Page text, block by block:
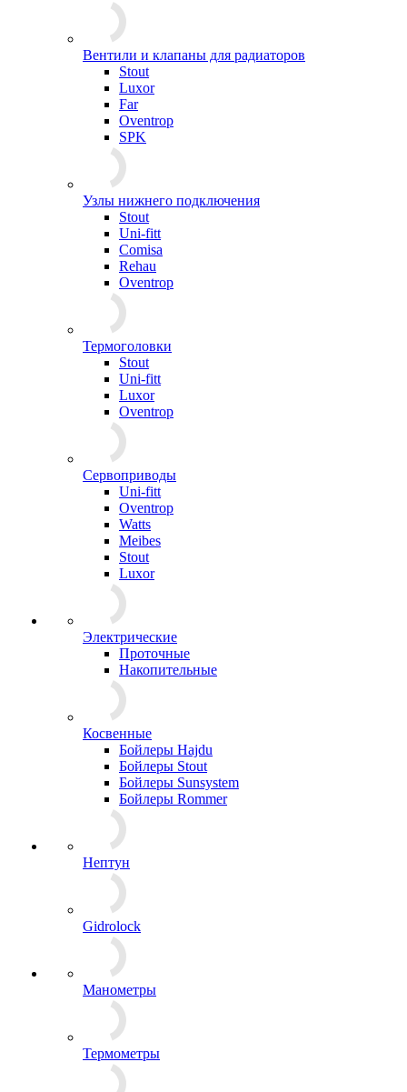
Вентили и клапаны для радиаторов
Stout
Luxor
Far
Oventrop
SPK
Узлы нижнего подключения
Stout
Uni-fitt
Comisa
Rehau
Oventrop
Термоголовки
Stout
Uni-fitt
Luxor
Oventrop
Сервоприводы
Uni-fitt
Oventrop
Watts
Meibes
Stout
Luxor
Электрические
Проточные
Накопительные
Косвенные
Бойлеры Hajdu
Бойлеры Stout
Бойлеры Sunsystem
Бойлеры Rommer
Нептун
Gidrolock
Манометры
Термометры